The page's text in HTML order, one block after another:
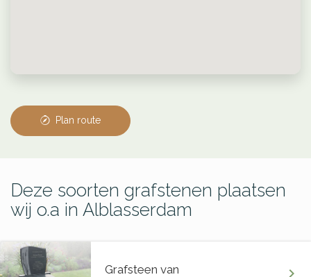
Plan route
Deze soorten grafstenen plaatsen
wij o.a in Alblasserdam
Grafsteen van